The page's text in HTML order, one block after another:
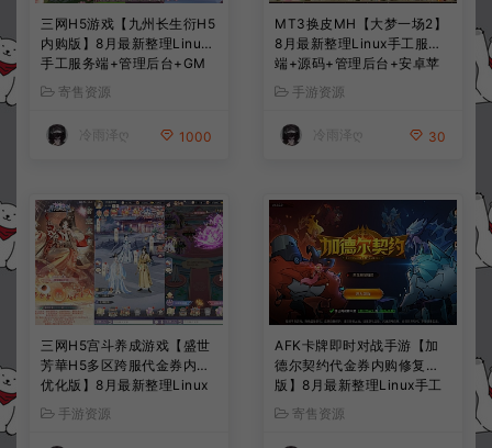
三网H5游戏【九州长生衍H5
内购版】8月最新整理Linux
手工服务端+管理后台+GM
授权后台+简易安卓客户端
+详细搭建教程+视频教程
寄售资源
冷雨泽ღ 1000
MT3换皮MH【大梦一场2】
8月最新整理Linux手工服务
端+源码+管理后台+安卓苹
果双端+详细搭建教程+视频
教程
手游资源
冷雨泽ღ 30
三网H5宫斗养成游戏【盛世
芳華H5多区跨服代金券内购
优化版】8月最新整理Linux
手工服务端+CDK授权后台
+全资源安卓+详细搭建教程
+视频教程
手游资源
AFK卡牌即时对战手游【加
德尔契约代金券内购修复
版】8月最新整理Linux手工
服务端+前后端全套源码+CD
K授权后台+安卓苹果双端
+详细搭建教程+视频教程
寄售资源